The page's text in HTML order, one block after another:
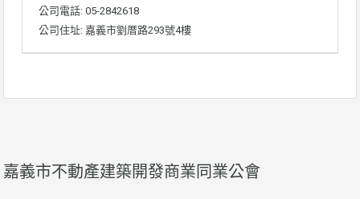
公司電話: 05-2842618
公司住址: 嘉義市劉厝路293號4樓
嘉義市不動產建築開發商業同業公會